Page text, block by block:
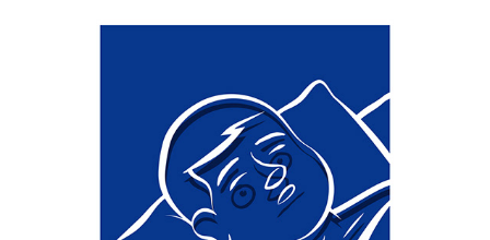
ONEIRONAUTA